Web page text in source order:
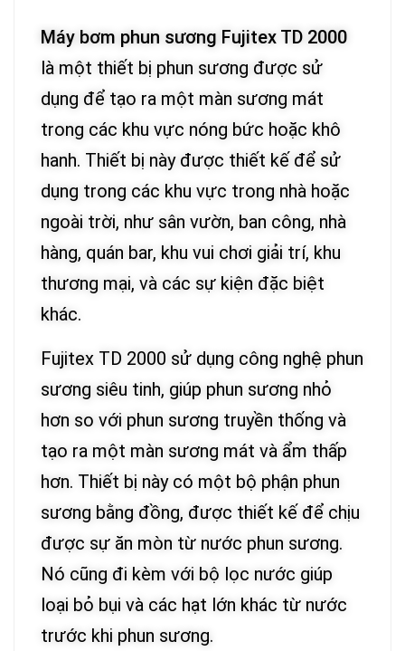
Máy bơm phun sương Fujitex TD 2000
là một thiết bị phun sương được sử
dụng để tạo ra một màn sương mát
trong các khu vực nóng bức hoặc khô
hanh. Thiết bị này được thiết kế để sử
dụng trong các khu vực trong nhà hoặc
ngoài trời, như sân vườn, ban công, nhà
hàng, quán bar, khu vui chơi giải trí, khu
thương mại, và các sự kiện đặc biệt
khác.
Fujitex TD 2000 sử dụng công nghệ phun
sương siêu tinh, giúp phun sương nhỏ
hơn so với phun sương truyền thống và
tạo ra một màn sương mát và ẩm thấp
hơn. Thiết bị này có một bộ phận phun
sương bằng đồng, được thiết kế để chịu
được sự ăn mòn từ nước phun sương.
Nó cũng đi kèm với bộ lọc nước giúp
loại bỏ bụi và các hạt lớn khác từ nước
trước khi phun sương.